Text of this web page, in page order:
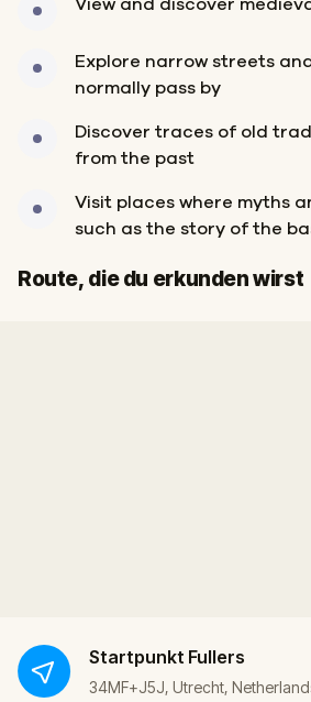
View and discover
Explore narrow streets
normally pass by
Discover traces of old
from the past
Visit places where myths
such as the story of the
Route, die du erkunden wirst
Start
Ziel
Startpunkt Fullers
34MF+J5J, Utrecht,